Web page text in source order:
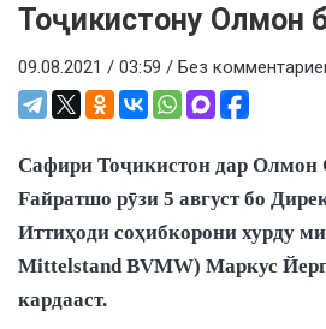
Тоҷикистону Олмон
09.08.2021 / 03:59 / Без
Сафири Тоҷикистон дар Олмон
Fайратшо рӯзи 5 август бо
Иттиҳоди соҳибкорони хурду
Mittelstand BVMW) Маркус
кардааст.